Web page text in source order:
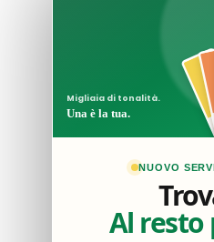
Migliaia di tonalità.
Una è la tua.
NUOVO
Al resto